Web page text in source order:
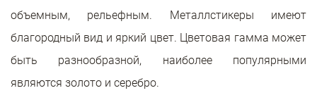
объемным, рельефным. Металлстикеры имеют
благородный вид и яркий цвет. Цветовая гамма может
быть разнообразной, наиболее популярными
являются золото и серебро.